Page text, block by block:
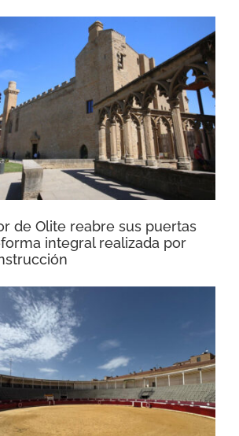
de Olite reabre sus puertas
integral realizada por